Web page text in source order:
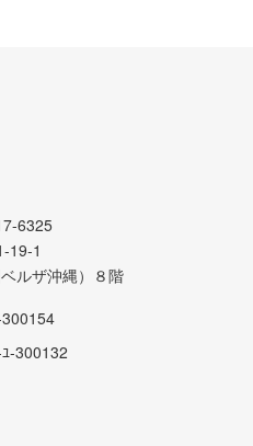
6325
19-1
ルザ沖縄）８階
-300132